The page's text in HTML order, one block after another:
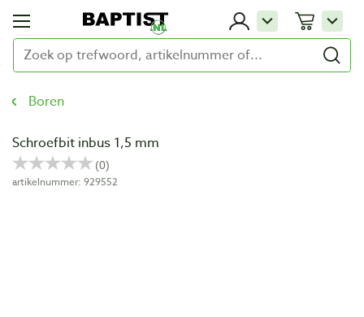
Boren
Schroefbit inbus 1,5 mm
artikelnummer: 929552